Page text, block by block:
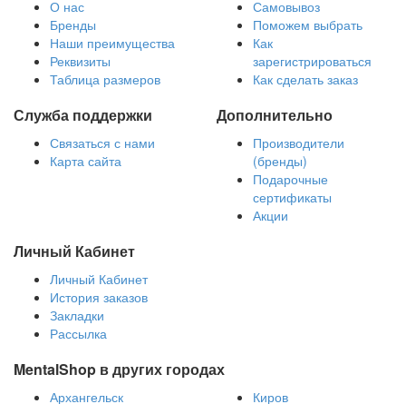
О нас
Бренды
Наши преимущества
Реквизиты
Таблица размеров
Самовывоз
Поможем выбрать
Как
зарегистрироваться
Как сделать заказ
Служба поддержки
Связаться с нами
Карта сайта
Дополнительно
Производители
(бренды)
Подарочные
сертификаты
Акции
Личный Кабинет
Личный Кабинет
История заказов
Закладки
Рассылка
MentalShop в других городах
Архангельск
Киров